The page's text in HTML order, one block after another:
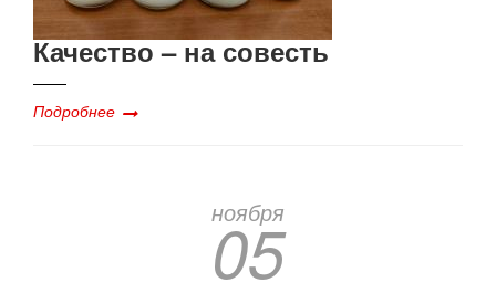
Качество – на совесть
Подробнее
ноября
05